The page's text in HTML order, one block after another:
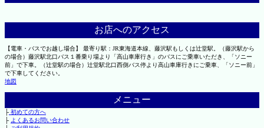
お店へのアクセス
【電車・バスでお越し場合】 最寄り駅：JR東海道本線、藤沢駅もしくは辻堂駅。（藤沢駅から
の場合）藤沢駅北口バス１番乗り場より「高山車庫行き」のバスにご乗車いただき、「ソニー
前」で下車。（辻堂駅の場合）辻堂駅北口西側バス停より高山車庫行きにご乗車、「ソニー前」
で下車してください。
地図
メニュー
├初めての方へ
├ よくあるお問い合わせ